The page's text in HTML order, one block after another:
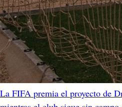
La FIFA premia el proyecto de